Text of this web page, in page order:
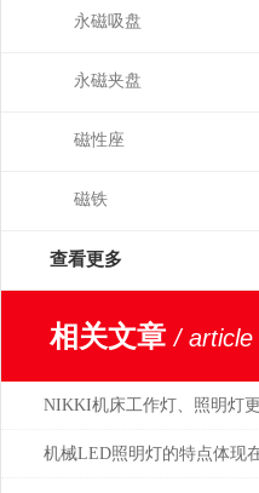
永磁吸盘
永磁夹盘
磁性座
磁铁
查看更多
相关文章/ article